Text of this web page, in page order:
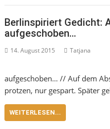
Berlinspiriert Gedicht:
aufgeschoben…
14. August 2015 Tatjana
aufgeschoben… // Auf dem
protzen, nur gespart. Später
WEITERLESEN...